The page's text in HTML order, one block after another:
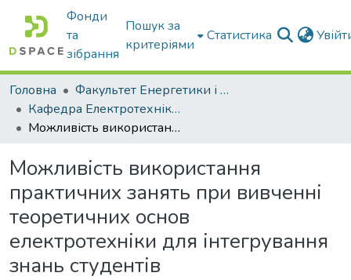
Фонди
та
зібрання
Пошук за
критеріями
Статистика
Головна
Факультет Енергетики і комп'ютерних технологій
Кафедра Електротехніки і електромеханіки ім. проф. В.В. Овчарова
Можливість використання практичних занять при вивченні теоретичних основ електротехніки для інтегрування знань студентів
Можливість використання
практичних занять при вивченні
теоретичних основ
електротехніки для інтегрування
знань студентів